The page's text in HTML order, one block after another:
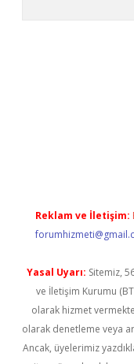
Reklam ve İletişim:
Yasal Uyarı: Sitemiz,
ve İletişim Kurumu
olarak hizmet
olarak denetleme veya
Ancak, üyelerimiz